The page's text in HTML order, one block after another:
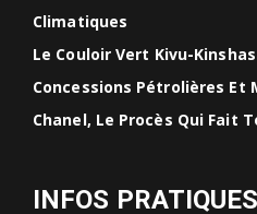
Climatiques
Le Couloir Vert Kivu-
Concessions Pétrolières Et
Chanel, Le Procès Qui Fait
INFOS PRATIQUES